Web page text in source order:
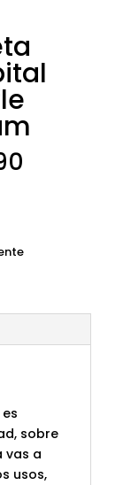
sobre
vas a
usos,